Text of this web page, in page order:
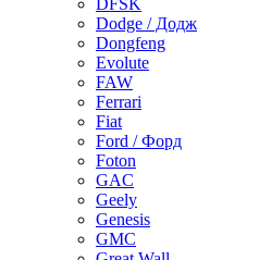
DFSK
Dodge / Додж
Dongfeng
Evolute
FAW
Ferrari
Fiat
Ford / Форд
Foton
GAC
Geely
Genesis
GMC